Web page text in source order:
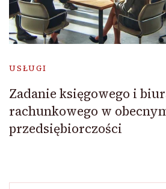
USŁUGI
Zadanie księgowego i
rachunkowego w
przedsiębiorczości